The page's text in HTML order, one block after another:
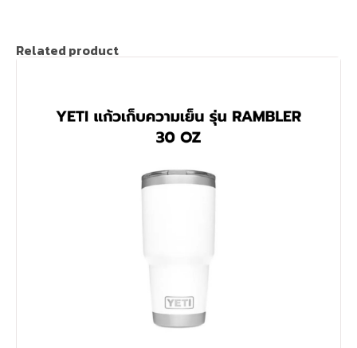
Related product